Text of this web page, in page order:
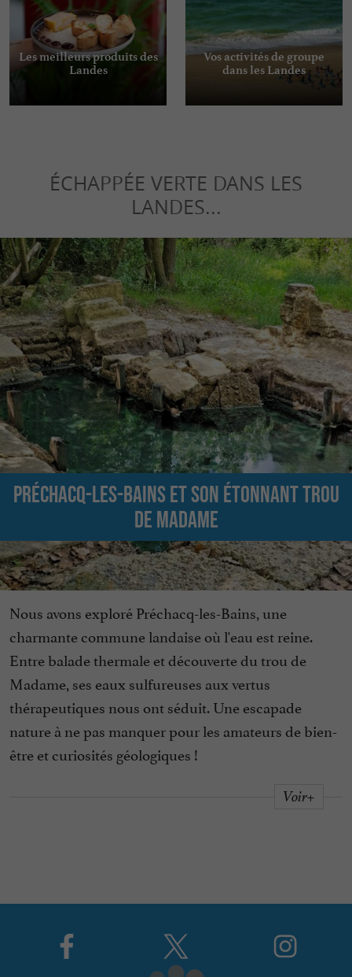
Les meilleurs produits des
Landes
Vos activités de groupe
dans les Landes
ÉCHAPPÉE VERTE DANS LES
LANDES...
Préchacq-les-Bains et son étonnant trou
de Madame
Nous avons exploré Préchacq-les-Bains, une
charmante commune landaise où l'eau est reine.
Entre balade thermale et découverte du trou de
Madame, ses eaux sulfureuses aux vertus
thérapeutiques nous ont séduit. Une escapade
nature à ne pas manquer pour les amateurs de bien-
être et curiosités géologiques !
Voir+